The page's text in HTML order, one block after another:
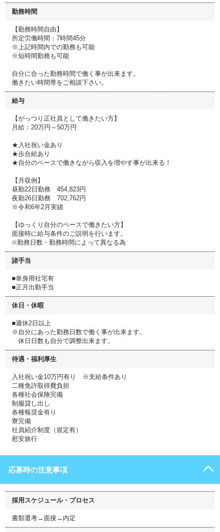
勤務時間
【勤務時間自由】
所定労働時間：7時間45分
※上記時間内での勤務も可能
※短時間勤務も可能
自分に合った勤務時間で働く事が出来ます。
働きたい時間帯をご相談下さい。
給与
【がっつり正社員として働きたい方】
月給：20万円～50万円
★入社祝い金あり
★歩合給あり
★自分のペースで働きながら収入を増やす事が出来る！
【月収例】
昼勤22日勤務 454,823円
夜勤26日勤務 702,762円
※令和6年2月実績
【ゆっくり自分のペースで働きたい方】
面接時に給与条件のご説明を行います。
※勤務日数・勤務時間によって異なる為
諸手当
■単身用社宅有
■正月出勤手当
休日・休暇
■週休2日以上
※自分にあった勤務日数で働く事が出来ます。
休日日数も自分で調整出来ます。
待遇・福利厚生
入社祝い金10万円有り ※支給条件あり
二種免許取得費負担
各種社会保険完備
制服貸し出し
各種報奨金有り
寮完備
社員紹介制度（規定有）
慰安旅行
応募時の注意事項
採用スケジュール・プロセス
書類選考→面接→内定